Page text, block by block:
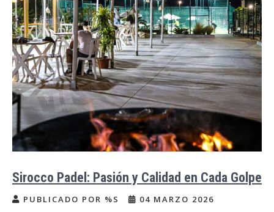
Sirocco Padel: Pasión y Calidad en Cada Golpe
PUBLICADO POR %S 04 MARZO 2026